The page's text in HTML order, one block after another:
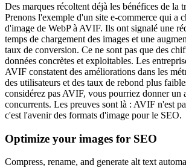
Des marques récoltent déjà les bénéfices de la
Prenons l'exemple d'un site e-commerce qui a
d'image de WebP à AVIF. Ils ont signalé une
temps de chargement des images et une
taux de conversion. Ce ne sont pas que des
données concrètes et exploitables. Les
AVIF constatent des améliorations dans les
des utilisateurs et des taux de rebond plus
considérez pas AVIF, vous pourriez donner un
concurrents. Les preuves sont là : AVIF n'est
c'est l'avenir des formats d'image pour le SEO.
Optimize your images for SEO
Compress, rename, and generate alt text